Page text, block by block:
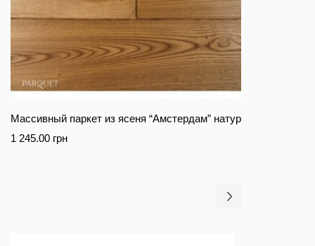
Массивный паркет из ясеня “Амстердам” натур
1 245.00 грн